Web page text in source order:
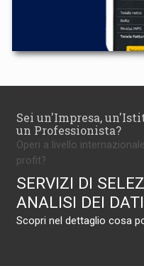
Sei un'Impresa,
un Professionista?
Operi a livello
profit?
SERVIZI DI
ANALISI DEI DATI
Scopri nel dettaglio cosa